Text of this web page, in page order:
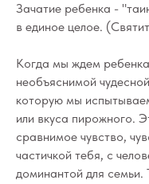
Зачатие ребенка -
в единое целое.
Когда мы ждем
необъяснимой
которую мы
или вкуса пирожного.
сравнимое чувство,
частичкой тебя, с
доминантой для